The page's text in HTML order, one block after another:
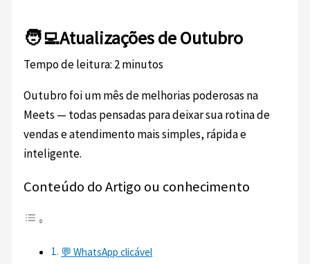
🧑‍💻Atualizações de Outubro
Tempo de leitura: 2minutos
Outubro foi um mês de melhorias poderosas na
Meets — todas pensadas para deixar sua rotina de
vendas e atendimento mais simples, rápida e
inteligente.
Conteúdo do Artigo ou conhecimento
💬 WhatsApp clicável